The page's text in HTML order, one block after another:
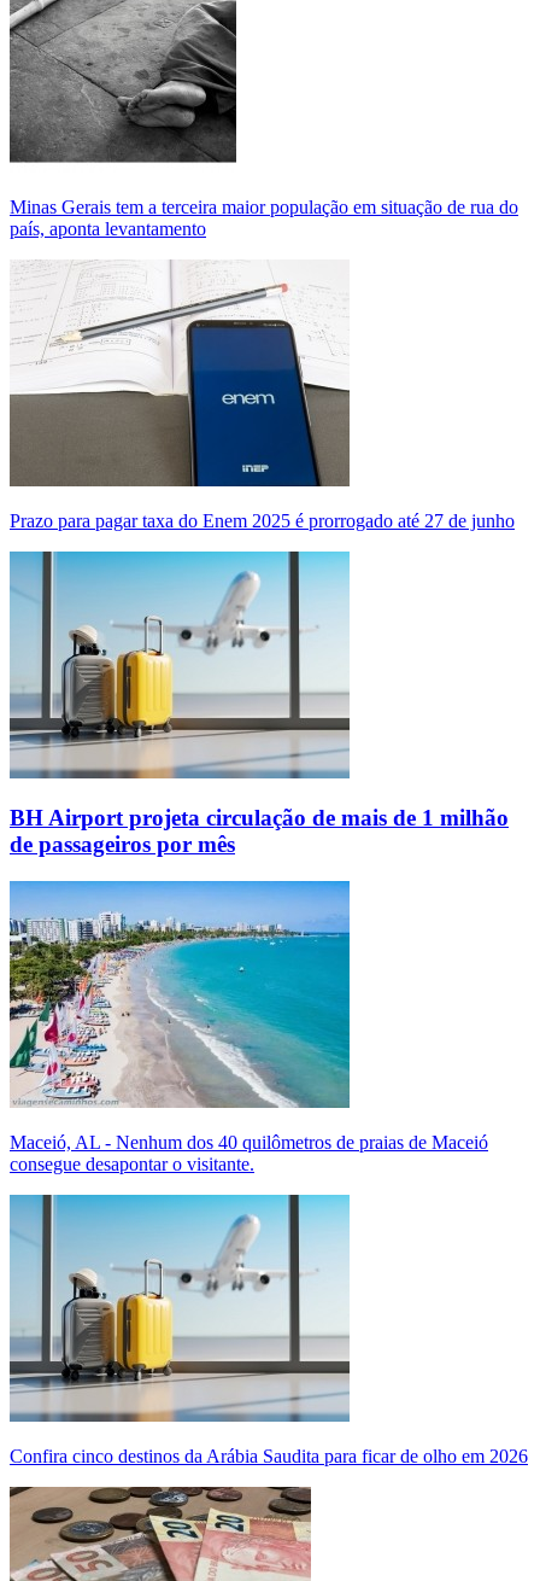
Minas Gerais tem a terceira maior população em situação de rua do
país, aponta levantamento
Prazo para pagar taxa do Enem 2025 é prorrogado até 27 de junho
BH Airport projeta circulação de mais de 1 milhão
de passageiros por mês
Maceió, AL - Nenhum dos 40 quilômetros de praias de Maceió
consegue desapontar o visitante.
Confira cinco destinos da Arábia Saudita para ficar de olho em 2026